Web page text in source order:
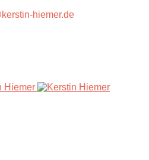
hiemer.de